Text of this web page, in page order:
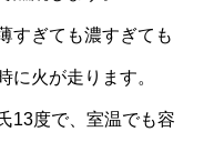
すぎても濃すぎても
に火が走ります。
13度で、室温でも容